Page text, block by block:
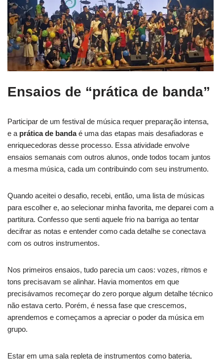
Ensaios de “prática de banda”
Participar de um festival de música requer preparação intensa,
e a prática de bandaé uma das etapas mais desafiadoras e
enriquecedoras desse processo. Essa atividade envolve
ensaios semanais com outros alunos, onde todos tocam juntos
a mesma música, cada um contribuindo com seu instrumento.
Quando aceitei o desafio, recebi, então, uma lista de músicas
para escolher e, ao selecionar minha favorita, me deparei com a
partitura. Confesso que senti aquele frio na barriga ao tentar
decifrar as notas e entender como cada detalhe se conectava
com os outros instrumentos.
Nos primeiros ensaios, tudo parecia um caos: vozes, ritmos e
tons precisavam se alinhar. Havia momentos em que
precisávamos recomeçar do zero porque algum detalhe técnico
não estava certo. Porém, é nessa fase que crescemos,
aprendemos e começamos a apreciar o poder da música em
grupo.
Estar em uma sala repleta de instrumentos como bateria,